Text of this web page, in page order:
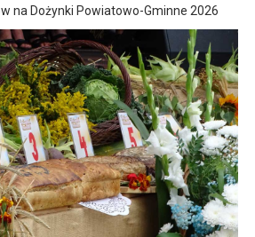
na Dożynki Powiatowo-Gminne 2026